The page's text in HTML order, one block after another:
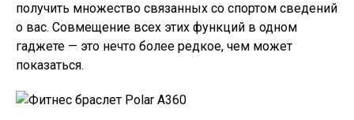
получить множество связанных со спортом сведений
о вас. Совмещение всех этих функций в одном
гаджете — это нечто более редкое, чем может
показаться.